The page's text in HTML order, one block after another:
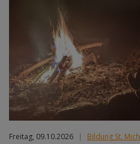
Freitag, 09.10.2026 | Bildung St.